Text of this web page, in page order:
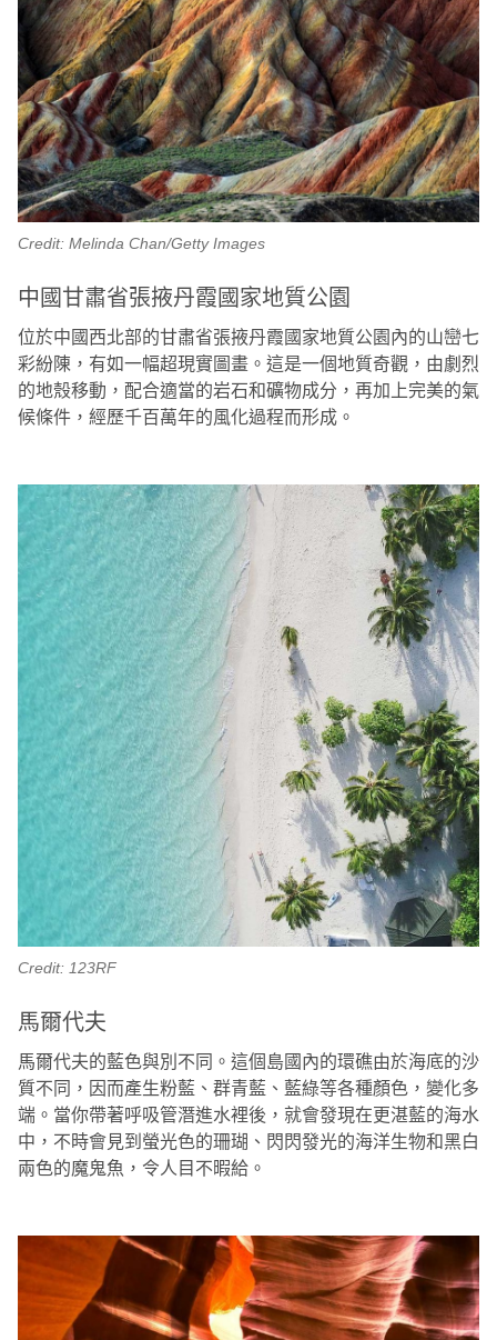
Credit: Melinda Chan/Getty Images
中國甘肅省張掖丹霞國家地質公園
位於中國西北部的甘肅省張掖丹霞國家地質公園內的山巒七
彩紛陳，有如一幅超現實圖畫。這是一個地質奇觀，由劇烈
的地殼移動，配合適當的岩石和礦物成分，再加上完美的氣
候條件，經歷千百萬年的風化過程而形成。
Credit: 123RF
馬爾代夫
馬爾代夫的藍色與別不同。這個島國內的環礁由於海底的沙
質不同，因而產生粉藍、群青藍、藍綠等各種顏色，變化多
端。當你帶著呼吸管潛進水裡後，就會發現在更湛藍的海水
中，不時會見到螢光色的珊瑚、閃閃發光的海洋生物和黑白
兩色的魔鬼魚，令人目不暇給。